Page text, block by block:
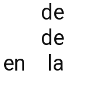
de
de
en la